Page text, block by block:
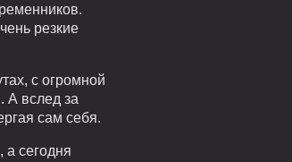
резкие
с огромной
А вслед за
сам себя.
а сегодня